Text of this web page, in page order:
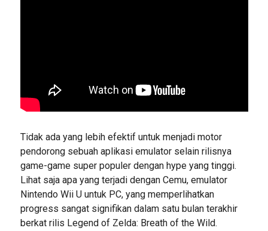
Tidak ada yang lebih efektif untuk menjadi motor
pendorong sebuah aplikasi emulator selain rilisnya
game-game super populer dengan hype yang tinggi.
Lihat saja apa yang terjadi dengan Cemu, emulator
Nintendo Wii U untuk PC, yang memperlihatkan
progress sangat signifikan dalam satu bulan terakhir
berkat rilis Legend of Zelda: Breath of the Wild.